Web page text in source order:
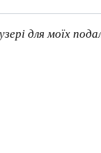
для моїх